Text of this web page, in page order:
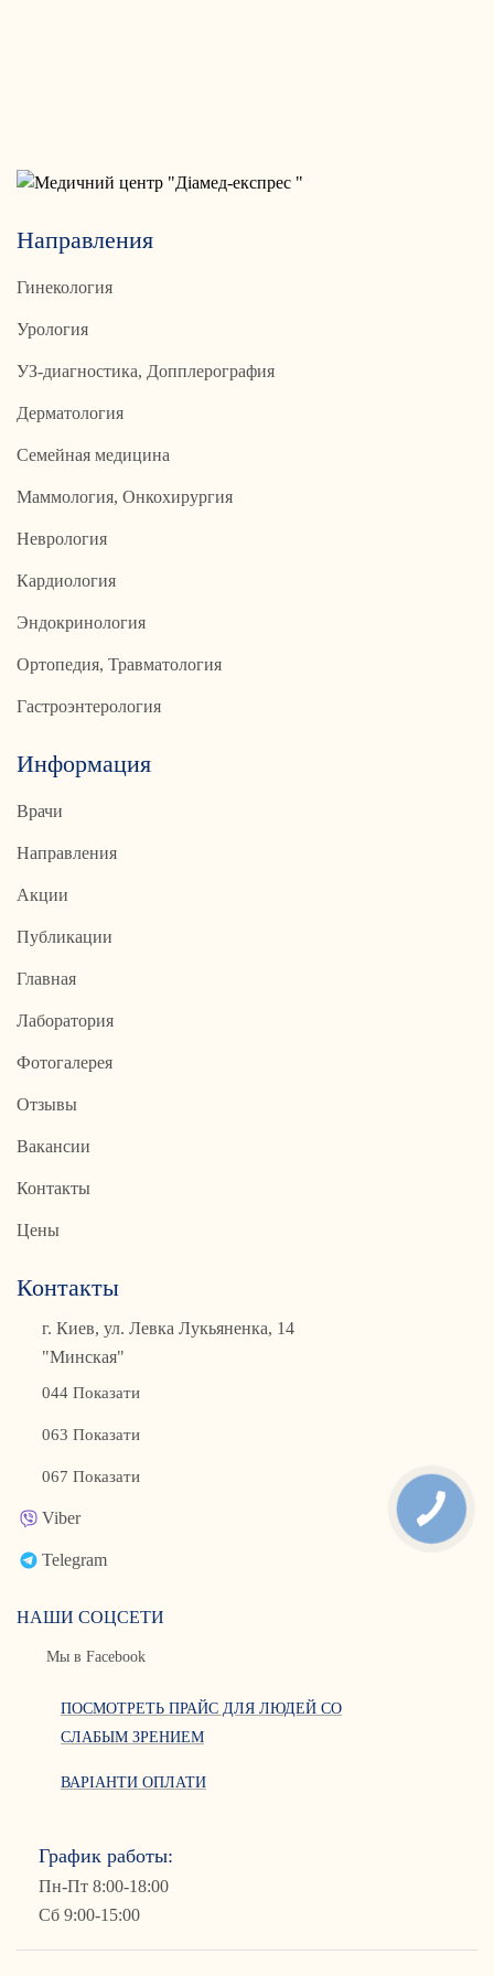
График работы:
Пн-Пт 8:00-18:00
Сб 9:00-15:00
Направления
Гинекология
Урология
УЗ-диагностика, Допплерография
Дерматология
Семейная медицина
Маммология, Онкохирургия
Неврология
Кардиология
Эндокринология
Ортопедия, Травматология
Гастроэнтерология
Информация
Врачи
Направления
Акции
Публикации
Главная
Лаборатория
Фотогалерея
Отзывы
Вакансии
Контакты
Цены
Контакты
г. Киев, ул. Левка Лукьяненка, 14
"Минская"
044 Показати
063 Показати
067 Показати
Viber
Telegram
НАШИ СОЦСЕТИ
Мы в Facebook
ПОСМОТРЕТЬ ПРАЙС ДЛЯ ЛЮДЕЙ СО
СЛАБЫМ ЗРЕНИЕМ
ВАРІАНТИ ОПЛАТИ